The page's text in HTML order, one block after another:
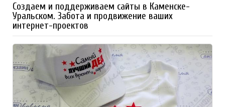
Создаем и поддерживаем сайты в Каменске-
Уральском. Забота и продвижение ваших
интернет-проектов